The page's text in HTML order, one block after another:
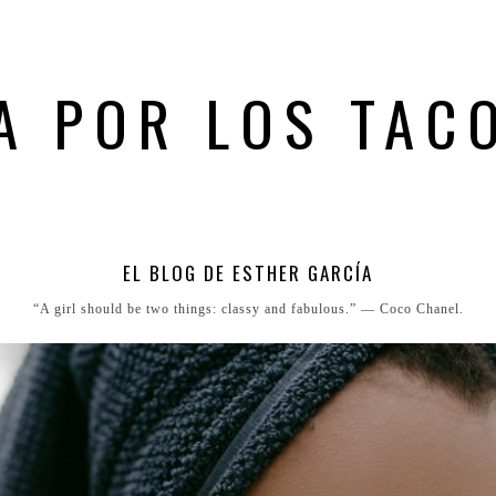
POR LOS
EL BLOG DE ESTHER GARCÍA
“A girl should be two things: classy and fabulous.” ― Coco Chanel.